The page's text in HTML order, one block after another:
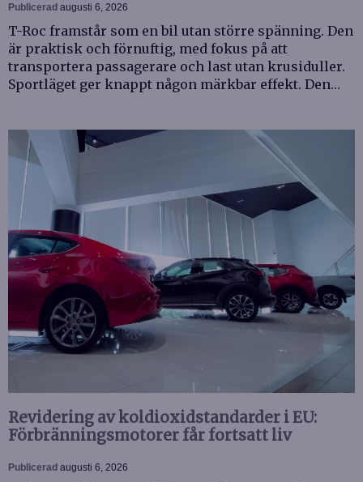
Publicerad augusti 6, 2026
T-Roc framstår som en bil utan större spänning. Den
är praktisk och förnuftig, med fokus på att
transportera passagerare och last utan krusiduller.
Sportläget ger knappt någon märkbar effekt. Den…
Revidering av koldioxidstandarder i EU:
Förbränningsmotorer får fortsatt liv
Publicerad augusti 6, 2026